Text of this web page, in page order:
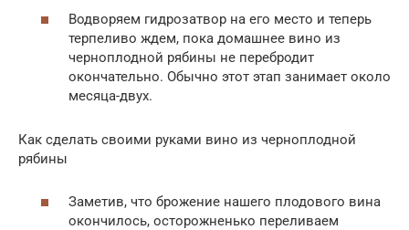
Водворяем гидрозатвор на его место и теперь
терпеливо ждем, пока домашнее вино из
черноплодной рябины не перебродит
окончательно. Обычно этот этап занимает около
месяца-двух.
Как сделать своими руками вино из черноплодной
рябины
Заметив, что брожение нашего плодового вина
окончилось, осторожненько переливаем